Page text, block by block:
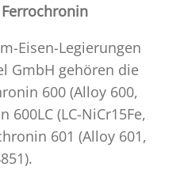
Eisen-Legierungen
GmbH gehören die
600 (Alloy 600,
600LC (LC-NiCr15Fe,
601 (Alloy 601,